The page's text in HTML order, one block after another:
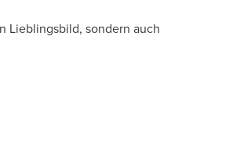
Lieblingsbild, sondern auch